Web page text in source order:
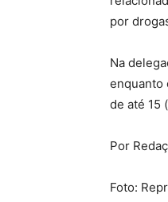
por
Na
enquanto
de até 15
Por
Foto: